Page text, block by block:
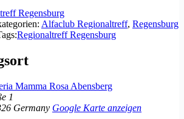
Regensburg
Alfaclub Regionaltreff, Regensburg
Regionaltreff Regensburg
Mamma Rosa Abensberg
1
Germany Google Karte anzeigen